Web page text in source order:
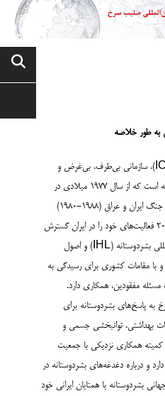
به طور خلاصه
کمیته بین‌المللی صلیب سرخ (ICRC)، سازمانی بی‌طرف، بی‌غرض و
مستقل با رسالتی منحصراً بشردوستانه است که از سال ۱۹۷۷ میلادی در
ایران حضور دارد. این کمیته در طول جنگ ایران و عراق (1988-1980)
حضور خود را حفظ کرد و از سال ۲۰۰۱ فعالیت‌های خود را در ایران گسترش
داد. امروزه این سازمان، حقوق بین‌المللی بشردوستانه (IHL) و اصول
و با مقامات کشوری برای رسیدگی به
مسئله مفقودین، همکاری دارد.
به پاسخ‌های بشردوستانه برای
بهداشتی، توانبخشی جسمی و
کمیته همکاری نزدیکی با جمعیت
و درباره دغدغه‌های بشردوستانه در
بشردوستانه با همتایان ایرانی خود